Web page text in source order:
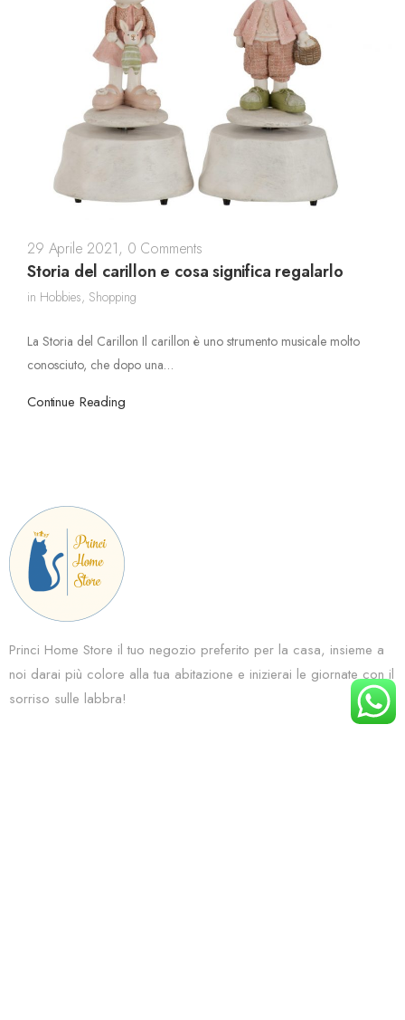
29 Aprile 2021, 0 Comments
Storia del carillon e cosa significa regalarlo
in Hobbies, Shopping
La Storia del Carillon Il carillon è uno strumento musicale molto
conosciuto, che dopo una…
Continue Reading
Princi Home Store il tuo negozio preferito per la casa, insieme a
noi darai più colore alla tua abitazione e inizierai le giornate con il
sorriso sulle labbra!